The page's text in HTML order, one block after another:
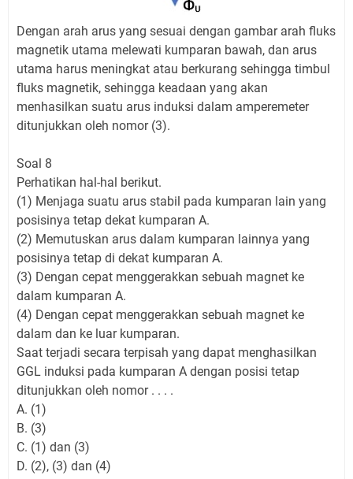
Dengan arah arus yang sesuai dengan gambar arah fluks
magnetik utama melewati kumparan bawah, dan arus
utama harus meningkat atau berkurang sehingga timbul
fluks magnetik, sehingga keadaan yang akan
menhasilkan suatu arus induksi dalam amperemeter
ditunjukkan oleh nomor (3).
Soal 8
Perhatikan hal-hal berikut.
(1) Menjaga suatu arus stabil pada kumparan lain yang
posisinya tetap dekat kumparan A.
(2) Memutuskan arus dalam kumparan lainnya yang
posisinya tetap di dekat kumparan A.
(3) Dengan cepat menggerakkan sebuah magnet ke
dalam kumparan A.
(4) Dengan cepat menggerakkan sebuah magnet ke
dalam dan ke luar kumparan.
Saat terjadi secara terpisah yang dapat menghasilkan
GGL induksi pada kumparan A dengan posisi tetap
ditunjukkan oleh nomor . . . .
A. (1)
B. (3)
C. (1) dan (3)
D. (2), (3) dan (4)